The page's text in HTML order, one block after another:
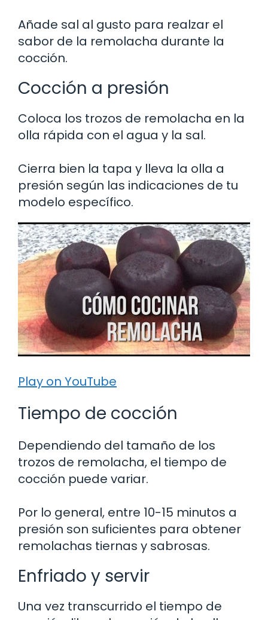
Añade sal al gusto para realzar el
sabor de la remolacha durante la
cocción.
Cocción a presión
Coloca los trozos de remolacha en la
olla rápida con el agua y la sal.
Cierra bien la tapa y lleva la olla a
presión según las indicaciones de tu
modelo específico.
Play on YouTube
Tiempo de cocción
Dependiendo del tamaño de los
trozos de remolacha, el tiempo de
cocción puede variar.
Por lo general, entre 10-15 minutos a
presión son suficientes para obtener
remolachas tiernas y sabrosas.
Enfriado y servir
Una vez transcurrido el tiempo de